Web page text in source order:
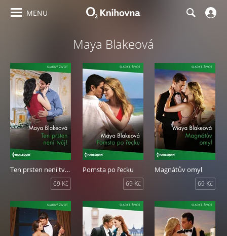
MENU
Maya Blakeová
Ten prsten není tvůj!
69 Kč
Pomsta po řecku
69 Kč
Magnátův omyl
69 Kč